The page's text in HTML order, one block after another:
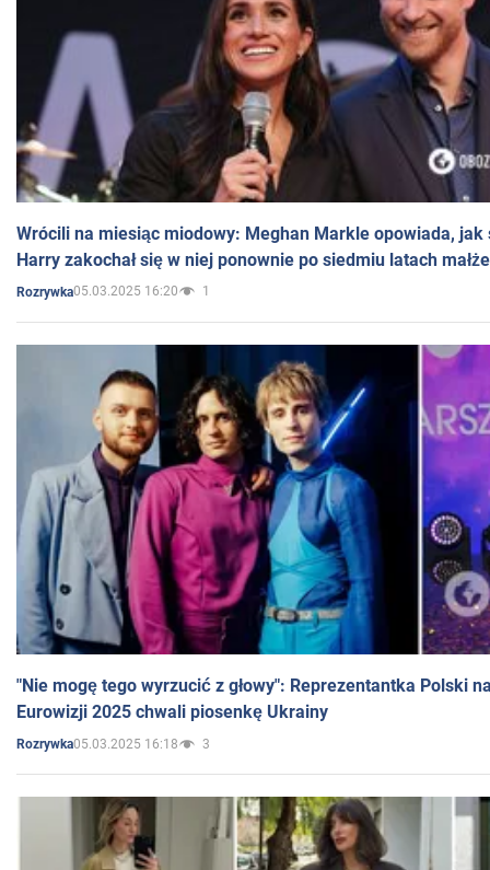
Wrócili na miesiąc miodowy: Meghan Markle opowiada, jak
Harry zakochał się w niej ponownie po siedmiu latach
Rozrywka05.03.2025 16:20 1
"Nie mogę tego wyrzucić z głowy": Reprezentantka Polski
Eurowizji 2025 chwali piosenkę Ukrainy
Rozrywka05.03.2025 16:18 3